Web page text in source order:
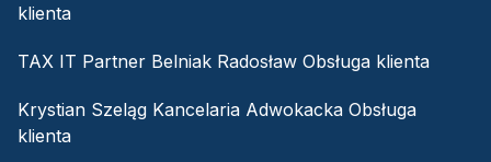
klienta
TAX IT Partner Belniak Radosław Obsługa klienta
Krystian Szeląg Kancelaria Adwokacka Obsługa
klienta